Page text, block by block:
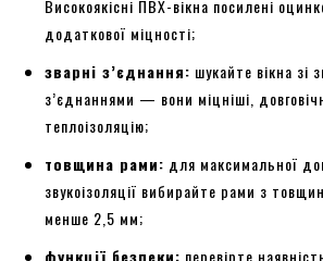
Високоякісні ПВХ-вікна посилені
додаткової міцності;
зварні з’єднання: шукайте вікна зі
з’єднаннями — вони міцніші,
теплоізоляцію;
товщина рами: для максимальної
звукоізоляції вибирайте рами з
менше 2,5 мм;
функції безпеки: перевірте